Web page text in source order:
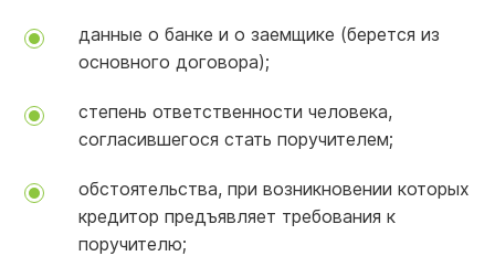
данные о банке и о заемщике (берется из
основного договора);
степень ответственности человека,
согласившегося стать поручителем;
обстоятельства, при возникновении которых
кредитор предъявляет требования к
поручителю;